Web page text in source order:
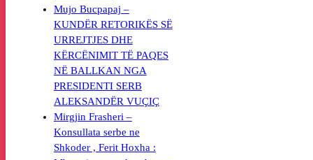
Mujo Bucpapaj –
KUNDËR RETORIKËS SË
URREJTJES DHE
KËRCËNIMIT TË PAQES
NË BALLKAN NGA
PRESIDENTI SERB
ALEKSANDËR VUÇIÇ
Mirgjin Frasheri –
Konsullata serbe ne
Shkoder , Ferit Hoxha :